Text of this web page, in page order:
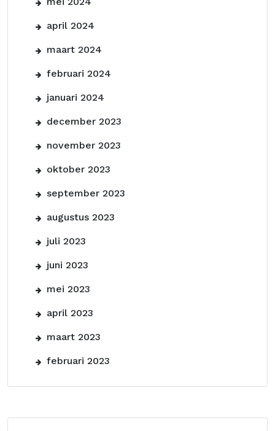
april 2024
maart 2024
februari 2024
januari 2024
december 2023
november 2023
oktober 2023
september 2023
augustus 2023
juli 2023
juni 2023
mei 2023
april 2023
maart 2023
februari 2023